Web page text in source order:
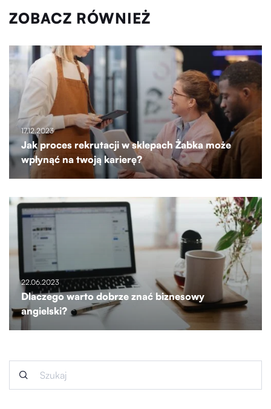
ZOBACZ RÓWNIEŻ
17.12.2023
Jak proces rekrutacji w sklepach Żabka może
wpłynąć na twoją karierę?
22.06.2023
Dlaczego warto dobrze znać biznesowy
angielski?